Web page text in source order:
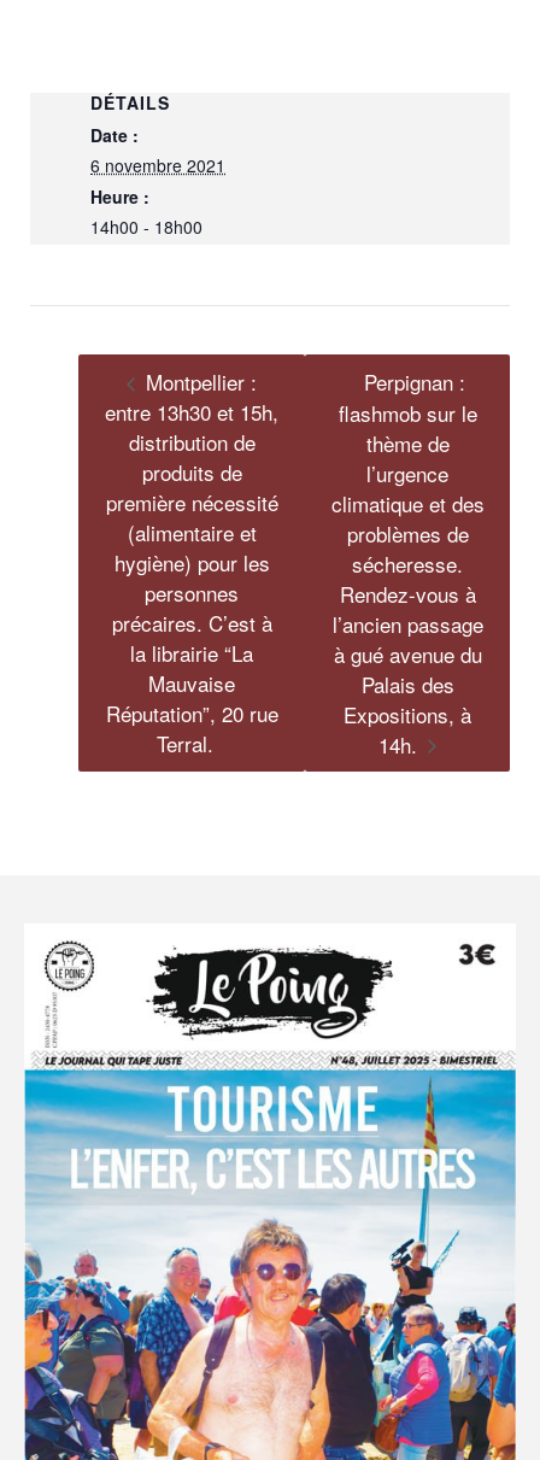
DÉTAILS
Date :
6 novembre 2021
Heure :
14h00 - 18h00
Montpellier :
entre 13h30 et 15h,
distribution de
produits de
première nécessité
(alimentaire et
hygiène) pour les
personnes
précaires. C’est à
la librairie “La
Mauvaise
Réputation”, 20 rue
Terral.
Perpignan :
flashmob sur le
thème de
l’urgence
climatique et des
problèmes de
sécheresse.
Rendez-vous à
l’ancien passage
à gué avenue du
Palais des
Expositions, à
14h.